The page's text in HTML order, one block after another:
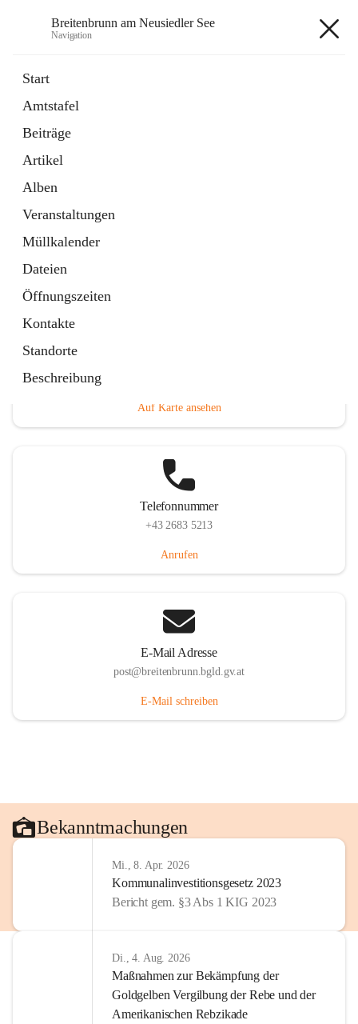
Breitenbrunn am Neusiedler See
Navigation
Start
Amtstafel
Beiträge
Artikel
Alben
Veranstaltungen
Müllkalender
Dateien
Öffnungszeiten
Kontakte
Standorte
Beschreibung
18 Schnellzugriffe
Gemeindeservice
Auf Karte ansehen
Telefonnummer
+43 2683 5213
Anrufen
E-Mail Adresse
post@breitenbrunn.bgld.gv.at
E-Mail schreiben
Bekanntmachungen
Mi., 8. Apr. 2026
Kommunalinvestitionsgesetz 2023
Bericht gem. §3 Abs 1 KIG 2023
Di., 4. Aug. 2026
Maßnahmen zur Bekämpfung der
Goldgelben Vergilbung der Rebe und der
Amerikanischen Rebzikade